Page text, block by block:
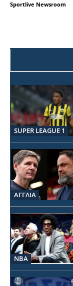
Sportlive Newsroom -
SUPER LEAGUE 1
ΑΓΓΛΙΑ
NBA